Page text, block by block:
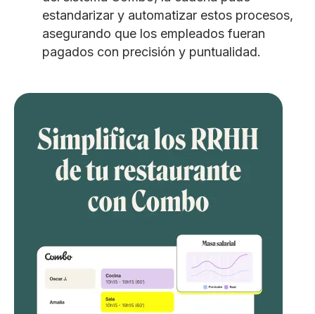
estandarizar y automatizar estos procesos,
asegurando que los empleados fueran
pagados con precisión y puntualidad.